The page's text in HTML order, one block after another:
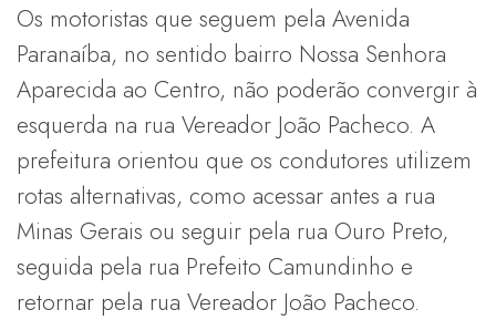
Os motoristas que seguem pela Avenida
Paranaíba, no sentido bairro Nossa Senhora
Aparecida ao Centro, não poderão convergir à
esquerda na rua Vereador João Pacheco. A
prefeitura orientou que os condutores utilizem
rotas alternativas, como acessar antes a rua
Minas Gerais ou seguir pela rua Ouro Preto,
seguida pela rua Prefeito Camundinho e
retornar pela rua Vereador João Pacheco.